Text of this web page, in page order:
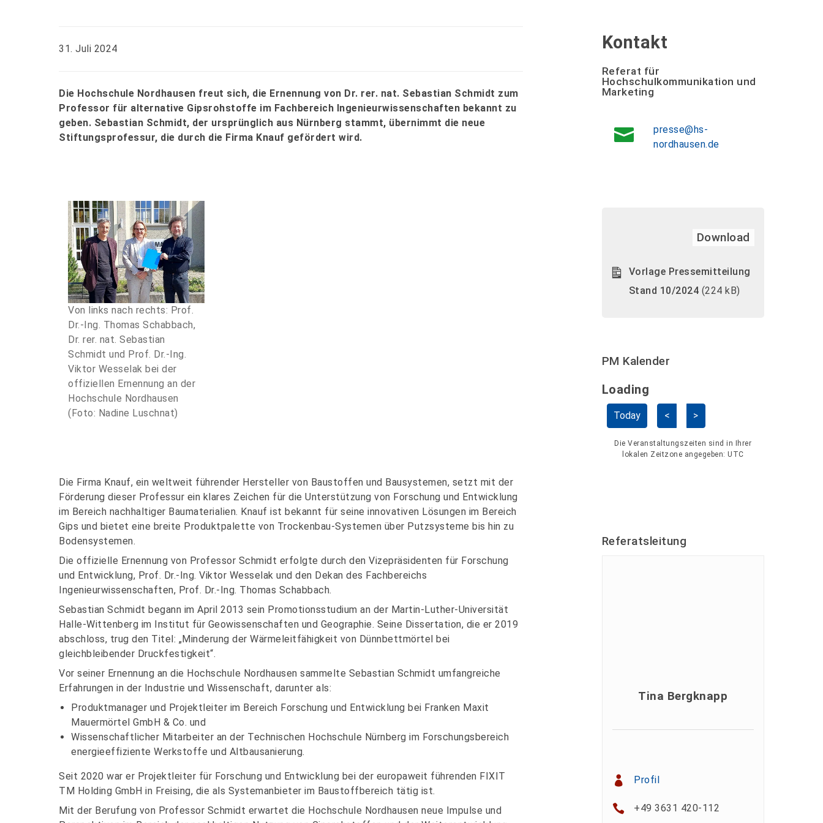
31. Juli 2024
Die Hochschule Nordhausen freut sich, die Ernennung von Dr. rer. nat. Sebastian Schmidt zum
Professor für alternative Gipsrohstoffe im Fachbereich Ingenieurwissenschaften bekannt zu
geben. Sebastian Schmidt, der ursprünglich aus Nürnberg stammt, übernimmt die neue
Stiftungsprofessur, die durch die Firma Knauf gefördert wird.
Von links nach rechts: Prof.
Dr.-Ing. Thomas Schabbach,
Dr. rer. nat. Sebastian
Schmidt und Prof. Dr.-Ing.
Viktor Wesselak bei der
offiziellen Ernennung an der
Hochschule Nordhausen
(Foto: Nadine Luschnat)
Die Firma Knauf, ein weltweit führender Hersteller von Baustoffen und Bausystemen, setzt mit der
Förderung dieser Professur ein klares Zeichen für die Unterstützung von Forschung und Entwicklung
im Bereich nachhaltiger Baumaterialien. Knauf ist bekannt für seine innovativen Lösungen im Bereich
Gips und bietet eine breite Produktpalette von Trockenbau-Systemen über Putzsysteme bis hin zu
Bodensystemen.
Die offizielle Ernennung von Professor Schmidt erfolgte durch den Vizepräsidenten für Forschung
und Entwicklung, Prof. Dr.-Ing. Viktor Wesselak und den Dekan des Fachbereichs
Ingenieurwissenschaften, Prof. Dr.-Ing. Thomas Schabbach.
Sebastian Schmidt begann im April 2013 sein Promotionsstudium an der Martin-Luther-Universität
Halle-Wittenberg im Institut für Geowissenschaften und Geographie. Seine Dissertation, die er 2019
abschloss, trug den Titel: „Minderung der Wärmeleitfähigkeit von Dünnbettmörtel bei
gleichbleibender Druckfestigkeit“.
Vor seiner Ernennung an die Hochschule Nordhausen sammelte Sebastian Schmidt umfangreiche
Erfahrungen in der Industrie und Wissenschaft, darunter als:
Produktmanager und Projektleiter im Bereich Forschung und Entwicklung bei Franken Maxit
Mauermörtel GmbH & Co. und
Wissenschaftlicher Mitarbeiter an der Technischen Hochschule Nürnberg im Forschungsbereich
energieeffiziente Werkstoffe und Altbausanierung.
Seit 2020 war er Projektleiter für Forschung und Entwicklung bei der europaweit führenden FIXIT
TM Holding GmbH in Freising, die als Systemanbieter im Baustoffbereich tätig ist.
Mit der Berufung von Professor Schmidt erwartet die Hochschule Nordhausen neue Impulse und
Kontakt
Referat für
Hochschulkommunikation und
Marketing
presse@hs-
nordhausen.de
Download
Vorlage Pressemitteilung
Stand 10/2024 (224 kB)
PM Kalender
Kalender überspringen
Loading - current view is
Loading
Today < >
Die Veranstaltungszeiten sind in Ihrer
lokalen Zeitzone angegeben: UTC
Referatsleitung
Tina Bergknapp
Profil
+49 3631 420-112